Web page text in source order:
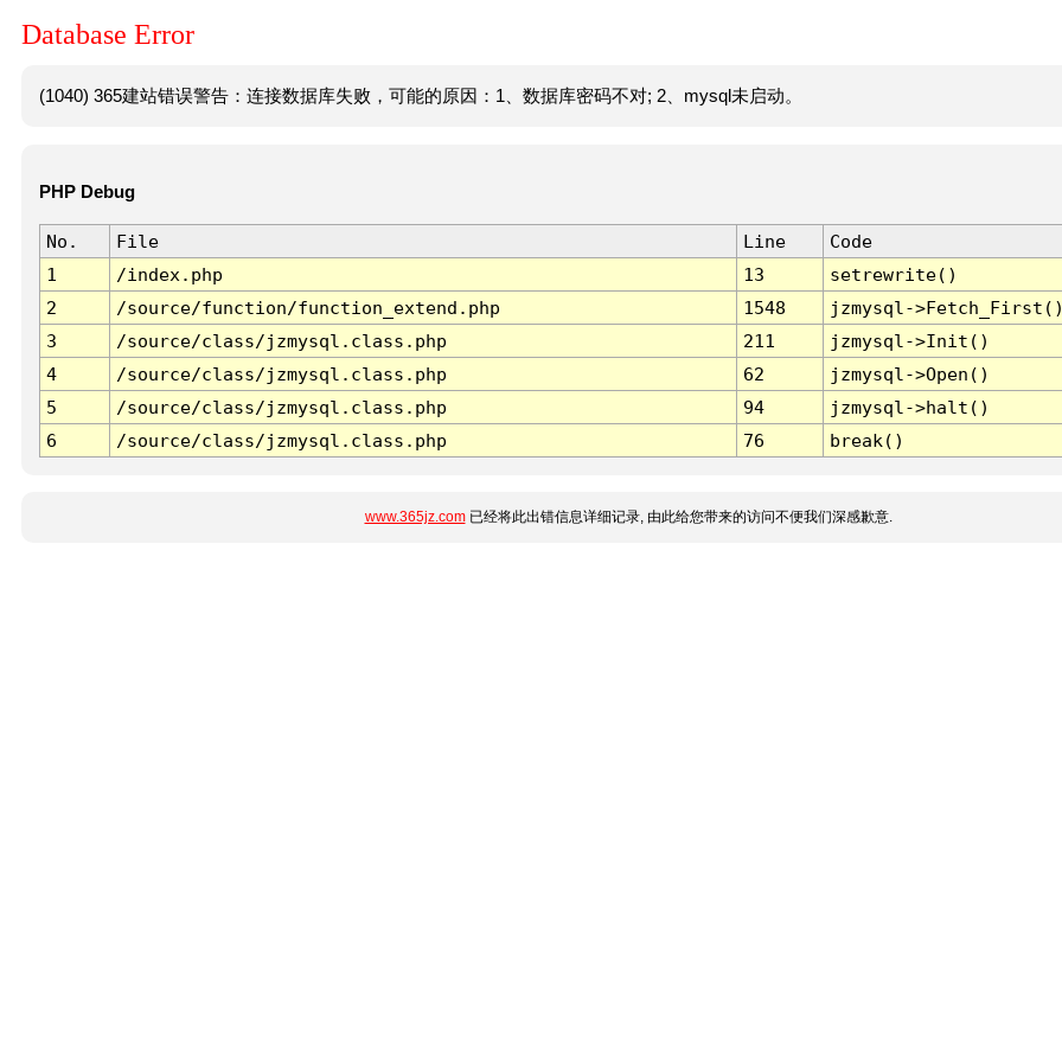
Database Error
(1040) 365建站错误警告：连接数据库失败，可能的原因：1、数据库密码不对; 2、mysql未启动。
PHP Debug
No. File Line
Code
1
/index.php 13
setrewrite()
2
/source/function/function_extend.php 1548
jzmysql-
3
/source/class/jzmysql.class.php 211
jzmysql->Init()
4
/source/class/jzmysql.class.php 62
jzmysql->Open()
5
/source/class/jzmysql.class.php 94
jzmysql->halt()
6
/source/class/jzmysql.class.php 76 break()
www.365jz.com已经将此出错信息详细记录, 由此给您带来的访问不便我们深感歉意.